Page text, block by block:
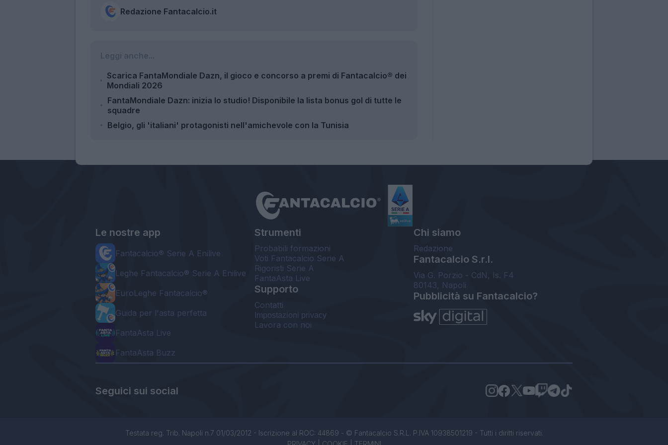
Redazione Fantacalcio.it
Scarica FantaMondiale Dazn, il gioco e concorso a premi di Fantacalcio® dei
Mondiali 2026
FantaMondiale Dazn: inizia lo studio! Disponibile la lista bonus gol di tutte le
squadre
Belgio, gli 'italiani' protagonisti nell'amichevole con la Tunisia
Le nostre app
Fantacalcio® Serie A Enilive
Leghe Fantacalcio® Serie A Enilive
EuroLeghe Fantacalcio®
Guida per l'asta perfetta
FantaAsta Live
FantaAsta Buzz
Strumenti
Probabili formazioni
Voti Fantacalcio Serie A
Rigoristi Serie A
FantaAsta Live
Supporto
Contatti
Impostazioni privacy
Lavora con noi
Chi siamo
Redazione
Fantacalcio S.r.l.
Via G. Porzio - CdN, Is. F4
80143, Napoli
Pubblicità su Fantacalcio?
Seguici sui social
Testata reg. Trib. Napoli n.7 01/03/2012 - Iscrizione al ROC: 44869 - © Fantacalcio S.R.L. P.IVA 10938501219 - Tutti i diritti riservati.